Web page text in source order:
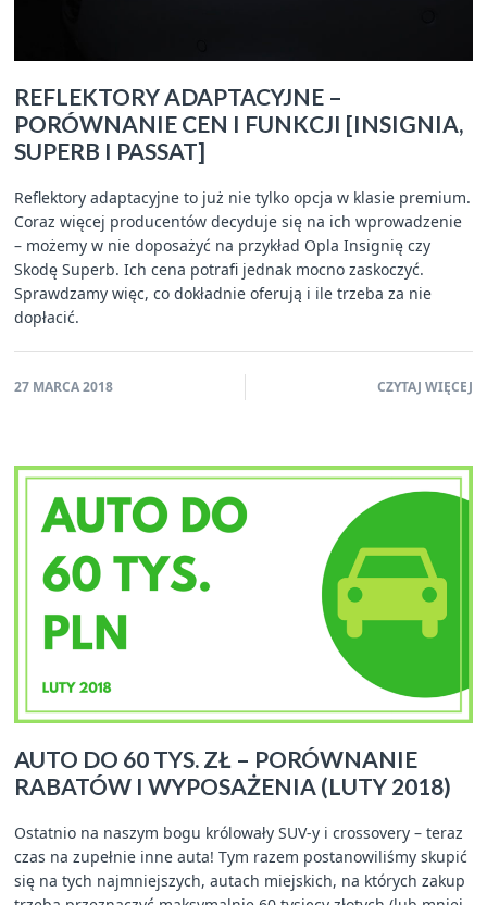
REFLEKTORY ADAPTACYJNE –
PORÓWNANIE CEN I FUNKCJI [INSIGNIA,
SUPERB I PASSAT]
Reflektory adaptacyjne to już nie tylko opcja w klasie premium.
Coraz więcej producentów decyduje się na ich wprowadzenie
– możemy w nie doposażyć na przykład Opla Insignię czy
Skodę Superb. Ich cena potrafi jednak mocno zaskoczyć.
Sprawdzamy więc, co dokładnie oferują i ile trzeba za nie
dopłacić.
27 MARCA 2018 CZYTAJ WIĘCEJ
AUTO DO 60 TYS. ZŁ – PORÓWNANIE
RABATÓW I WYPOSAŻENIA (LUTY 2018)
Ostatnio na naszym bogu królowały SUV-y i crossovery – teraz
czas na zupełnie inne auta! Tym razem postanowiliśmy skupić
się na tych najmniejszych, autach miejskich, na których zakup